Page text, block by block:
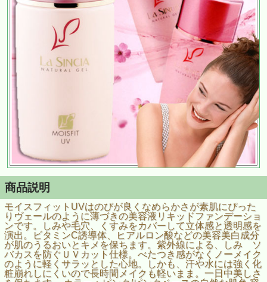
商品説明
モイスフィットUVはのびが良くなめらかさが素肌にぴった
りヴェールのように薄づきの美容液リキッドファンデーショ
ンです。しみや毛穴、くすみをカバーして立体感と透明感を
演出。ビタミンC誘導体、ヒアルロン酸などの美容美白成分
が肌のうるおいとキメを保ちます。紫外線による、しみ ソ
バカスを防ぐＵＶカット仕様。べたつき感がなくノーメイク
のように軽くサラッとした心地。しかも、汗や水には強く化
粧崩れしにくいので長時間メイクも軽いまま。一日中美しさ